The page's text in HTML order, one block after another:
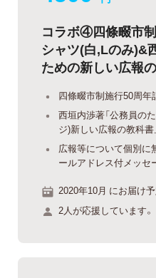
コラボ④四條畷市
シャツ(白,Lのみ)&
ための新しい広報
四條畷市制施行50周
西垣内渉著「公務員の
ジ)新しい広報の教科書
広報等について個別に
ールアドレス付メッセ
2020年10月 にお届け予
2人が応援しています。